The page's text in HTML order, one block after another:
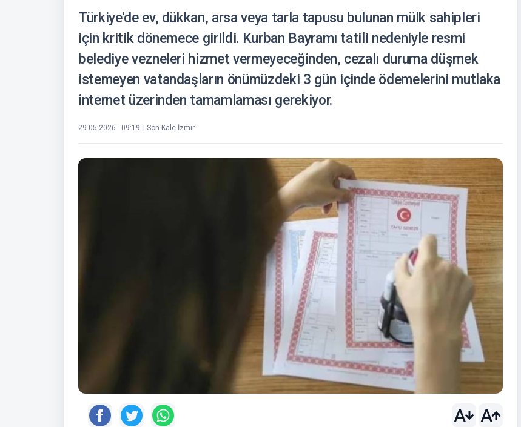
Türkiye'de ev, dükkan, arsa veya tarla tapusu bulunan mülk sahipleri
için kritik dönemece girildi. Kurban Bayramı tatili nedeniyle resmi
belediye vezneleri hizmet vermeyeceğinden, cezalı duruma düşmek
istemeyen vatandaşların önümüzdeki 3 gün içinde ödemelerini mutlaka
internet üzerinden tamamlaması gerekiyor.
29.05.2026 - 09:19 | Son Kale İzmir